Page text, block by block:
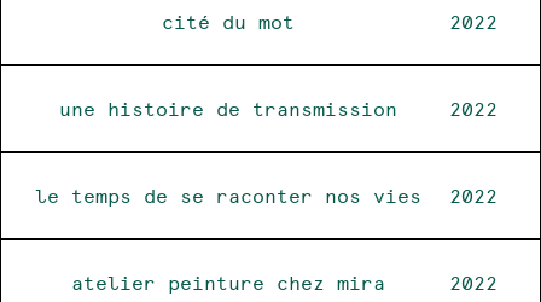
cité du mot 2022
une histoire de transmission 2022
le temps de se raconter nos vies 2022
atelier peinture chez mira 2022